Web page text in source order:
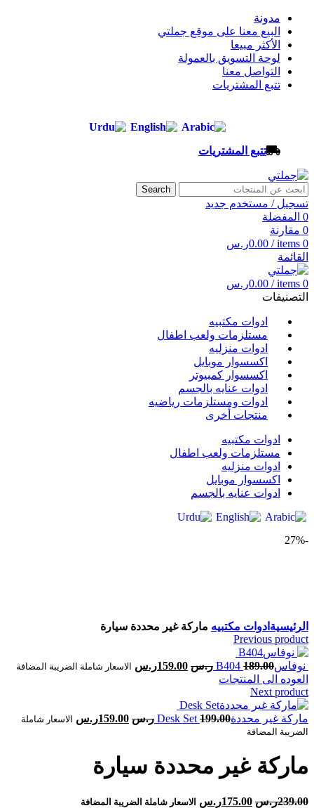
مدونة
البيع معنا على موقع جملتي
الأكثر مبيعا
لوحة التسويق بالعمولة
التواصل معنا
تتبع المشتريات
تتبع المشتريات
Search
تسجيل / مستخدم جديد
0 المفضلة
0 مقارنة
0
items
/
0.00ر.س
القائمة
0
items
/
0.00ر.س
التصنيفات
ادوات مكتبيه
مستلزمات ولعب اطفال
ادوات منزليه
اكسسوار موبايل
اكسسوار كمبيوتر
ادوات عنايه بالجسم
ادوات ومستلزمات رياضيه
منتجات أخرى
ادوات مكتبيه
مستلزمات ولعب اطفال
ادوات منزليه
اكسسوار موبايل
ادوات عنايه بالجسم
-27%
الرئيسية ادوات مكتبيه
Previous product
189.00 ر.س 159.00ر.س الاسعار شاملة الضريبة المضافة
العوده الى المنتجات
Next product
199.00 ر.س 159.00ر.س الاسعار شاملة
الضريبة المضافة
239.00ر.س 175.00ر.س الاسعار شاملة الضريبة المضافة